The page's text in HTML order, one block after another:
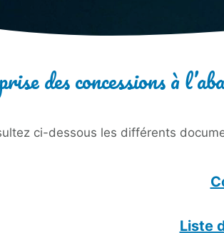
des concessions à
ci-dessous les différents
Liste